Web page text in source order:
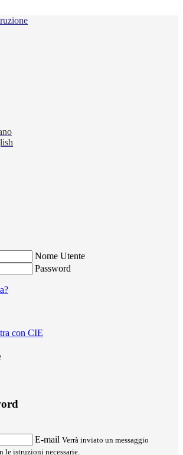
Nome Utente
Password
con CIE
E-mail Verrà inviato un messaggio
istruzioni necessarie.